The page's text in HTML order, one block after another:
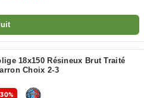
18x150 Résineux Brut Traité
Choix 2-3